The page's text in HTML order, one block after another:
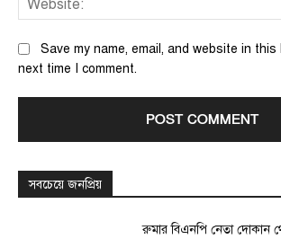
Save my name, email, and website in
next time I comment.
সবচেয়ে জনপ্রিয়
রুমার বিএনপি নেতা দোকান